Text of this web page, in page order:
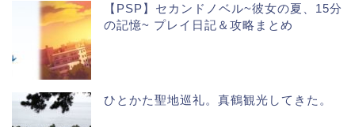
【PSP】セカンドノベル~彼女の夏、15分
の記憶~ プレイ日記＆攻略まとめ
ひとかた聖地巡礼。真鶴観光してきた。